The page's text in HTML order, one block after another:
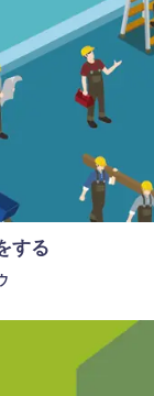
する